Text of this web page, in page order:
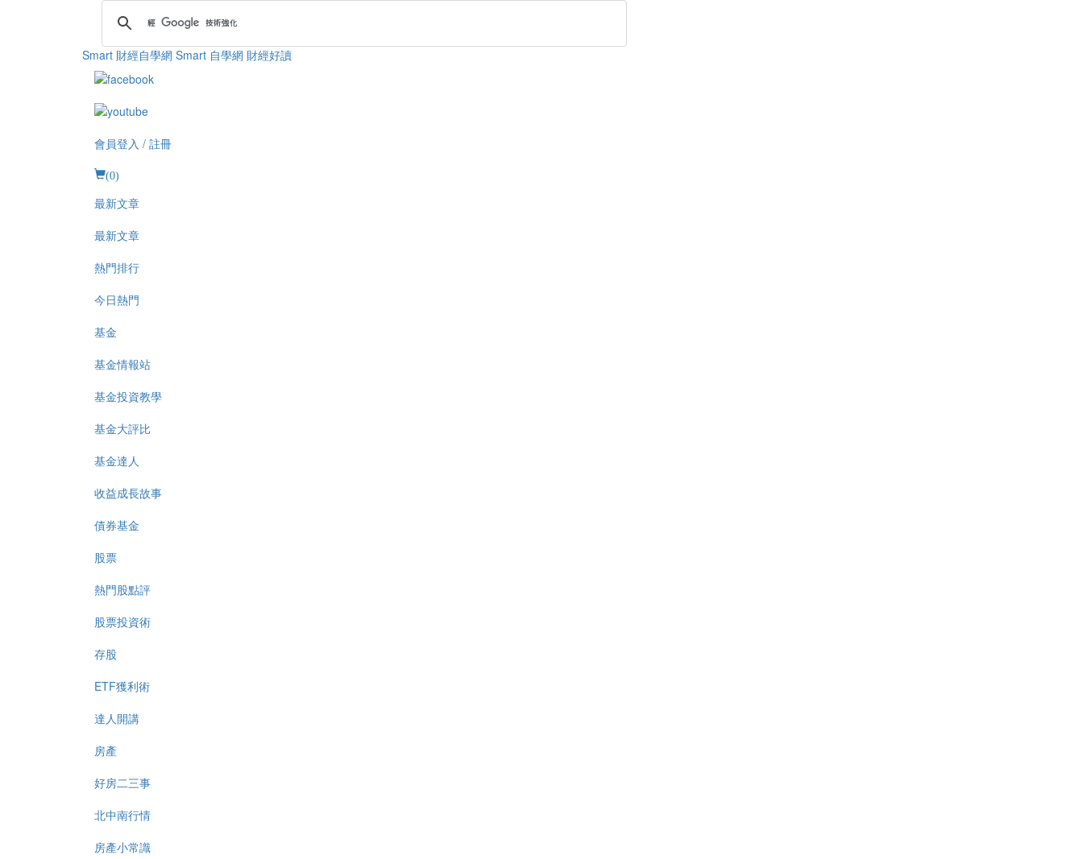
Smart 財經自學網 Smart 自學網 財經好讀
會員登入 / 註冊
(0)
最新文章
最新文章
熱門排行
今日熱門
基金
基金情報站
基金投資教學
基金大評比
基金達人
收益成長故事
債券基金
股票
熱門股點評
股票投資術
存股
ETF獲利術
達人開講
房產
好房二三事
北中南行情
房產小常識